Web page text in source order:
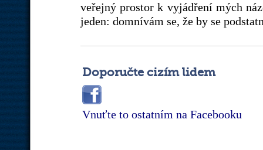
veřejný prostor k vyjádření mých
jeden: domnívám se, že by se
Doporučte cizím lidem
Vnuťte to ostatním na Facebooku